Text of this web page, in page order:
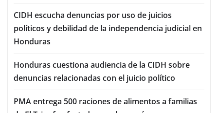
CIDH escucha denuncias por uso de juicios
políticos y debilidad de la independencia judicial en
Honduras
Honduras cuestiona audiencia de la CIDH sobre
denuncias relacionadas con el juicio político
PMA entrega 500 raciones de alimentos a familias